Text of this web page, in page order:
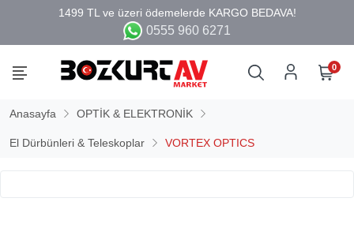
0555 960 6271
0
Anasayfa OPTİK & ELEKTRONİK
El Dürbünleri & Teleskoplar VORTEX OPTICS